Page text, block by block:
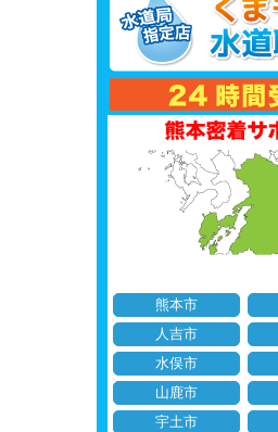
熊本市
人吉市
水俣市
山鹿市
宇土市